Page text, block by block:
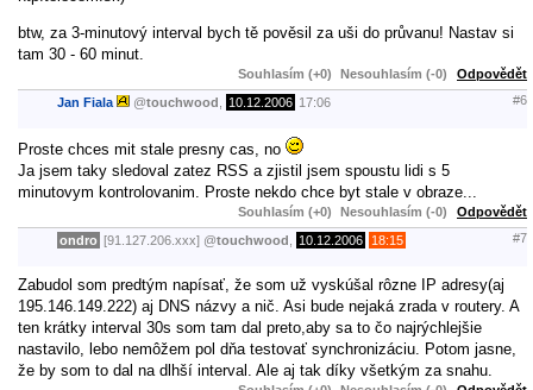
btw, za 3-minutový interval bych tě pověsil za uši do průvanu! Nastav si
tam 30 - 60 minut.
Souhlasím (+0) Nesouhlasím (-0) Odpovědět
Jan Fiala @touchwood 10.12.2006 17:06 #6
Proste chces mit stale presny cas, no
Ja jsem taky sledoval zatez RSS a zjistil jsem spoustu lidi s 5
minutovym kontrolovanim. Proste nekdo chce byt stale v obraze...
Souhlasím (+0) Nesouhlasím (-0) Odpovědět
ondro [91.127.206.xxx] @touchwood 10.12.2006 18:15 #7
Zabudol som predtým napísať, že som už vyskúšal rôzne IP adresy(aj
195.146.149.222) aj DNS názvy a nič. Asi bude nejaká zrada v routery. A
ten krátky interval 30s som tam dal preto,aby sa to čo najrýchlejšie
nastavilo, lebo nemôžem pol dňa testovať synchronizáciu. Potom jasne,
že by som to dal na dlhší interval. Ale aj tak díky všetkým za snahu.